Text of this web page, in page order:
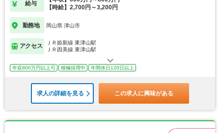
給与
【時給】2,700円～3,200円
勤務地 岡山県 津山市
アクセス
ＪＲ姫新線 東津山駅
ＪＲ因美線 東津山駅
年収800万円以上可 積極採用中 年間休日120日以上
求人の詳細を見る この求人に興味がある